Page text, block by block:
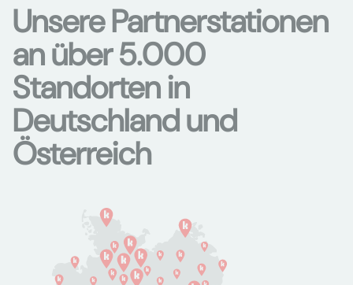
Unsere Partnerstationen
an über 5.000
Standorten in
Deutschland und
Österreich